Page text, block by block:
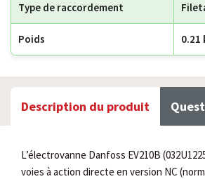
Type de raccordement
Poids 0.21
Description du produit
L’électrovanne Danfoss EV210B
voies à action directe en version NC